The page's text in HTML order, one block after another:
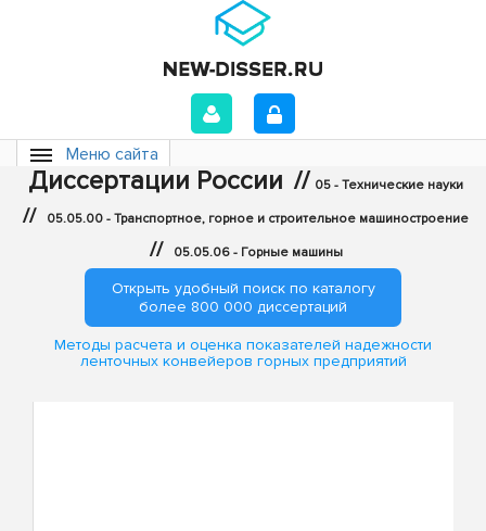
Меню сайта
Диссертации России // 05 - Технические науки
// 05.05.00 - Транспортное, горное и строительное машиностроение
// 05.05.06 - Горные машины
Открыть удобный поиск по каталогу
более 800 000 диссертаций
Методы расчета и оценка показателей надежности
ленточных конвейеров горных предприятий